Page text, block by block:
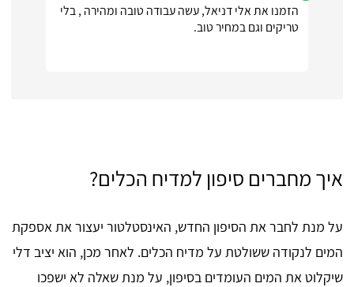
הזמנו את אלי דניאל, עשה עבודה טובה ומהירה , בלי
טריקים וגם במחיר טוב.
איך מחברים סיפון למדיח הכלים?
על מנת לחבר את הסיפון החדש, האינסטלטור יעצור את אספקת
המים לנקודה ששולטת על מדיח הכלים. לאחר מכן, הוא יציב דלי
שיקלוט את המים העומדים בסיפון, על מנת שאלה לא ישפכו